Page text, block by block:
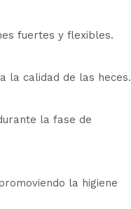
fuertes y flexibles.
la calidad de las heces.
la fase de
la higiene